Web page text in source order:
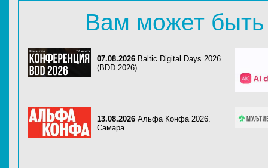
Вам может быть
07.08.2026 Baltic Digital Days 2026
(BDD 2026)
13.08.2026 Альфа Конфа 2026.
Самара